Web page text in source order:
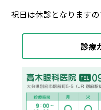
祝日は休診となりますの
診療